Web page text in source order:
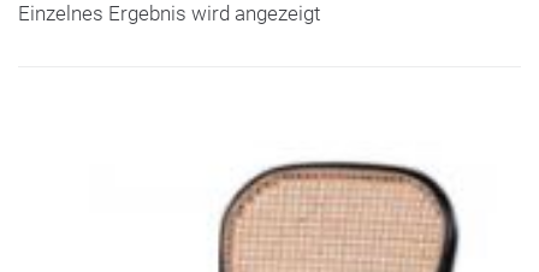
Einzelnes Ergebnis wird angezeigt